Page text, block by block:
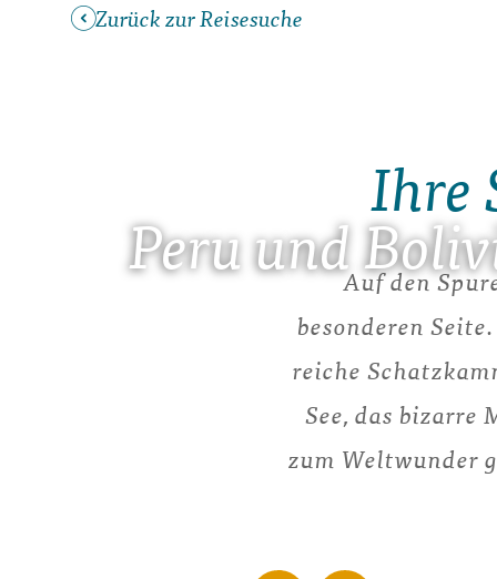
Peru und
Zurück zur Reisesuche
Ihre
Auf den
besonderen
reiche
See, das
zum Weltwunder